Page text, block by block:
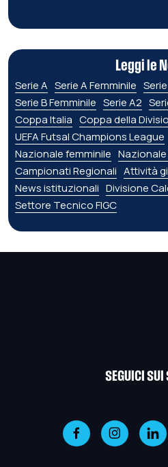
Leggi le
Serie A Serie A Femminile
Serie B Femminile Serie A2
Coppa Italia Coppa della
UEFA Futsal Champions League
Nazionale femminile Nazionale
Campionati Regionali Attività
News istituzionali Divisione
Settore Tecnico FIGC
SEGUICI SUI